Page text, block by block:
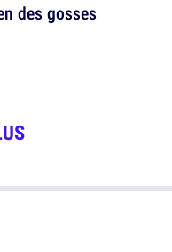
des gosses